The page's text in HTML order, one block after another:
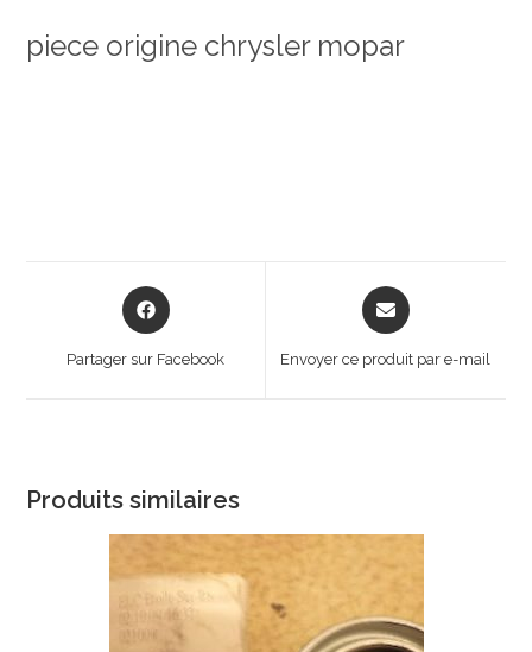
piece origine chrysler mopar
Opens
in
Partager sur Facebook
Opens
in
new
Envoyer ce produit par e-mail
Produits similaires